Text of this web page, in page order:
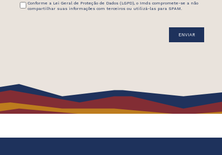
Conforme a Lei Geral de Proteção de Dados (LGPD), o Imds compromete-se a não
compartilhar suas informações com terceiros ou utilizá-las para SPAM.